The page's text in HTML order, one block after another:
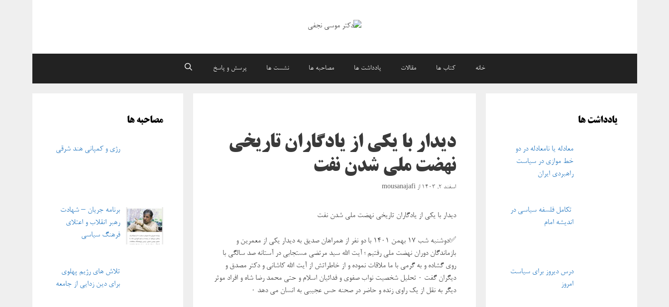
خانه کتاب ها مقالات یادداشت ها مصاحبه ها نشست ها پرسش و پاسخ
دیدار با یکی از یادگاران تاریخی
نهضت ملی شدن نفت
اسفند ۲, ۱۴۰۳ ازmousanajafi
دیدار با یکی از یادگاران تاریخی نهضت ملی شدن نفت
✅دوشنبه شب ۱۷ بهمن ۱۴۰۱ با دو نفر از همراهان صدیق به دیدار یکی از معمرین و
بازماندگان دوران نهضت ملی رفتیم ؛ آیت الله سید مرتضی مستجابی در آستانه صد سالگی با
روی گشاده و به گرمی با ما ملاقات نموده و از خاطراتش از آیت الله کاشانی و دکتر مصدق و
دیگران گفت ۰ تحلیل شخصیت نواب صفوی و فدائیان اسلام و حتی محمد رضا شاه و افراد موثر
دیگر به نقل از یک راوی زنده و حاضر در صحنه حس عجیبی به انسان می دهد ۰
مصاحبه ها
رژی و کمپانی هند شرقی
برنامه جریان – شهادت
رهبر انقلاب و اعتلای
فرهنگ سیاسی
تلاش های رژیم پهلوی
برای دین زدایی از جامعه
یادداشت ها
معادله یا نامعادله در دو
خط موازی در سیاست
راهبردی ایران
تکامل فلسفه سیاسی در
اندیشه امام
درس دیروز برای سیاست
امروز